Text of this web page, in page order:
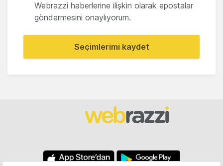
Webrazzi haberlerine ilişkin olarak epostalar
göndermesini onaylıyorum.
Seçimlerimi kaydet